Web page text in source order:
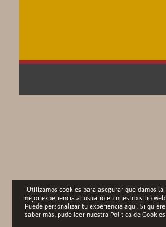
Utilizamos cookies para asegurar que damos la
mejor experiencia al usuario en nuestro sitio web.
Puede personalizar tu experiencia aquí. Si quiere
saber más, pude leer nuestra Política de Cookies